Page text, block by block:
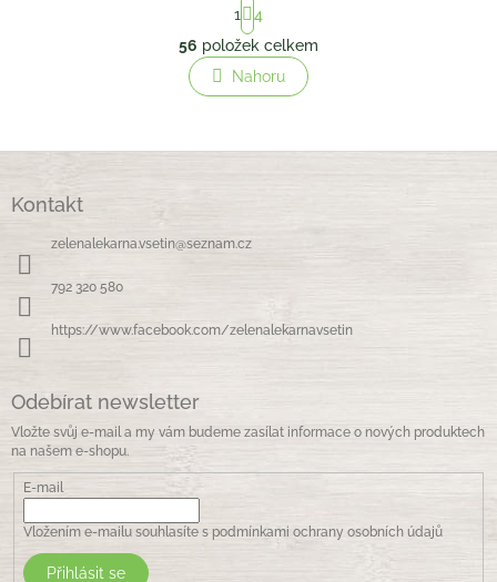
O
v
l
á
v
ý
t
r
á
n
k
á
1
4
56 položek celkem
Nahoru
Kontakt
zelenalekarna.vsetin@seznam.cz
792 320 580
https://www.facebook.com/zelenalekarnavsetin
Odebírat newsletter
Vložte svůj e-mail a my vám budeme zasílat informace o nových produktech
na našem e-shopu.
E-mail
Vložením e-mailu souhlasíte s podmínkami ochrany osobních údajů
Přihlásit se